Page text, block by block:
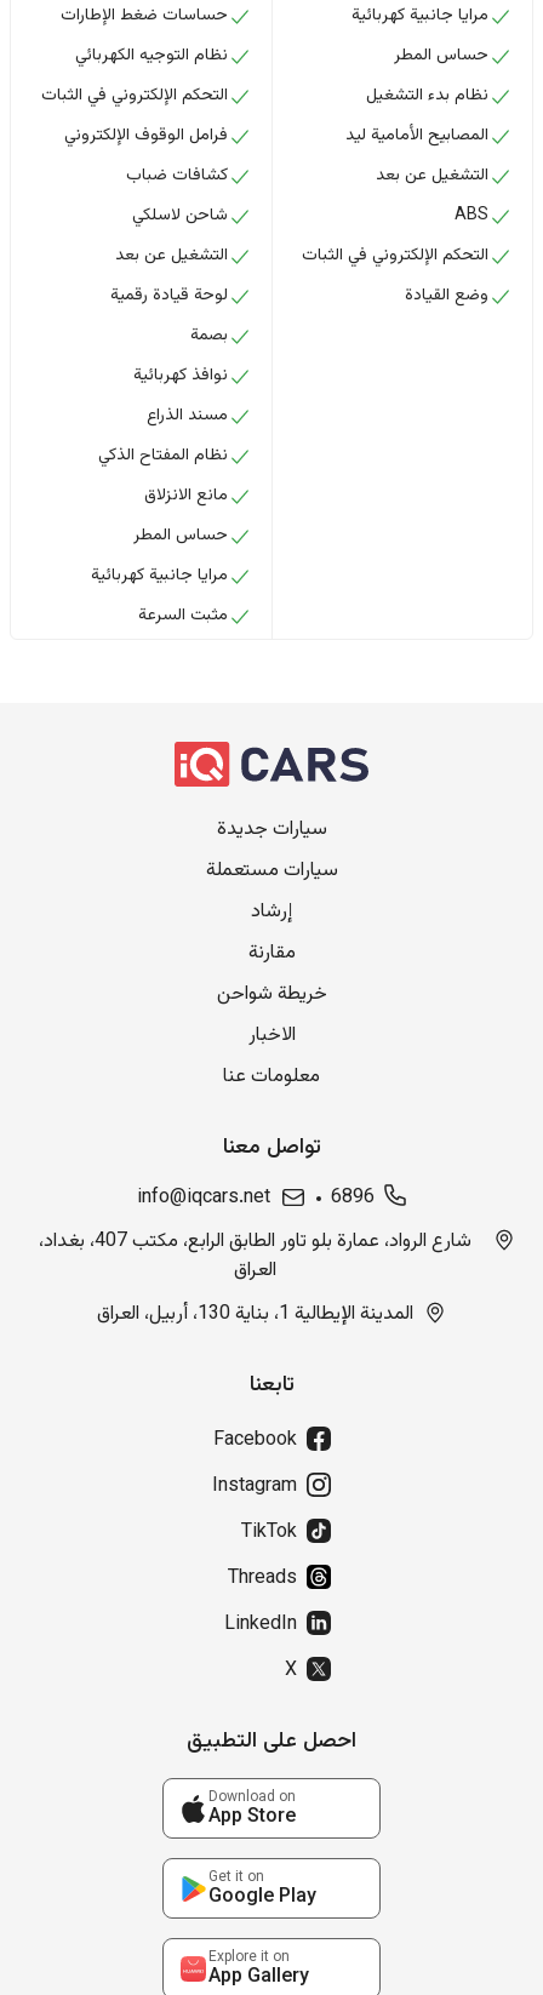
مرايا جانبية كهربائية
حساس المطر
نظام بدء التشغيل
المصابيح الأمامية ليد
التشغيل عن بعد
ABS
التحكم الإلكتروني في الثبات
وضع القيادة
حساسات ضغط الإطارات
نظام التوجيه الكهربائي
التحكم الإلكتروني في الثبات
فرامل الوقوف الإلكتروني
كشافات ضباب
شاحن لاسلكي
التشغيل عن بعد
لوحة قيادة رقمية
بصمة
نوافذ كهربائية
مسند الذراع
نظام المفتاح الذكي
مانع الانزلاق
حساس المطر
مرايا جانبية كهربائية
مثبت السرعة
سيارات جديدة
سيارات مستعملة
إرشاد
مقارنة
خريطة شواحن
الاخبار
معلومات عنا
تواصل معنا
6896
info@iqcars.net
شارع الرواد، عمارة بلو تاور الطابق الرابع، مكتب 407، بغداد،
العراق
المدينة الإيطالية 1، بناية 130، أربيل، العراق
تابعنا
Facebook
Instagram
TikTok
Threads
LinkedIn
X
احصل على التطبيق
Download on
App Store
Get it on
Google Play
Explore it on
App Gallery